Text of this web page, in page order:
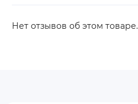
Нет отзывов об этом товаре.